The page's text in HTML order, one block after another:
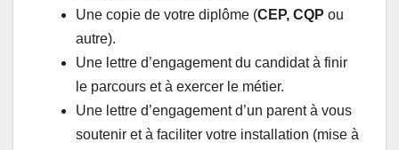
Une copie de votre diplôme (CEP, CQP ou
autre).
Une lettre d’engagement du candidat à finir
le parcours et à exercer le métier.
Une lettre d’engagement d’un parent à vous
soutenir et à faciliter votre installation (mise à